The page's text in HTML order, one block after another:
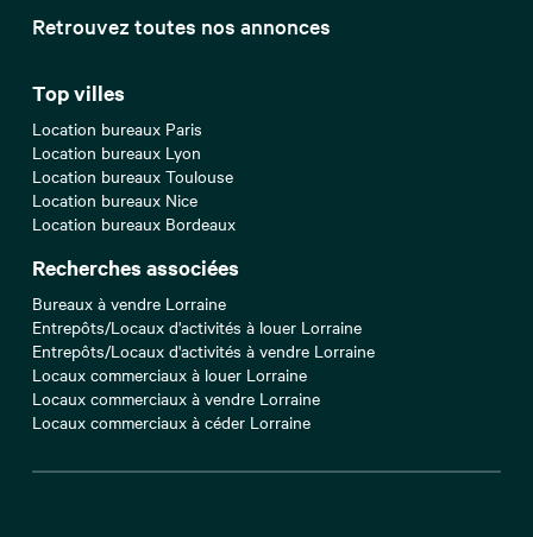
Retrouvez toutes nos annonces
Top villes
Location bureaux Paris
Location bureaux Lyon
Location bureaux Toulouse
Location bureaux Nice
Location bureaux Bordeaux
Recherches associées
Bureaux à vendre Lorraine
Entrepôts/Locaux d'activités à louer Lorraine
Entrepôts/Locaux d'activités à vendre Lorraine
Locaux commerciaux à louer Lorraine
Locaux commerciaux à vendre Lorraine
Locaux commerciaux à céder Lorraine